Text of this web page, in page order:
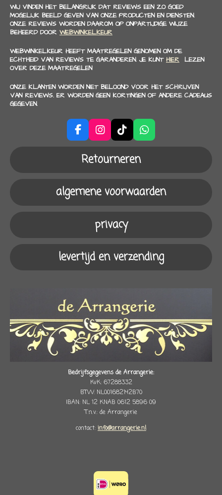
WIJ VINDEN HET BELANGRIJK DAT REVIEWS EEN ZO GOED
MOGELIJK BEELD GEVEN VAN ONZE PRODUCTEN EN DIENSTEN.
ONZE REVIEWS WORDEN DAAROM OP ONPARTIJDIGE WIJZE
BEHEERD DOOR WEBWINKELKEUR
WEBWINKELKEUR HEEFT MAATREGELEN GENOMEN OM DE
ECHTHEID VAN REVIEWS TE GARANDEREN. JE KUNT HIER LEZEN
OVER DEZE MAATREGELEN
ONZE KLANTEN WORDEN NIET BELOOND VOOR HET SCHRIJVEN
VAN REVIEWS. ER WORDEN GEEN KORTINGEN OF ANDERE CADEAUS
GEGEVEN.
F
a
b
o
k
I
n
s
t
a
r
a
m
T
i
k
T
o
W
h
s
p
p
Retourneren
algemene voorwaarden
privacy
levertijd en verzending
Bedrijfsgegevens de Arrangerie:
KvK: 67288332
BTW: NL001682142B70
IBAN: NL 12 KNAB 0612 5896 09
T.n.v.: de Arrangerie
contact: info@arrangerie.nl